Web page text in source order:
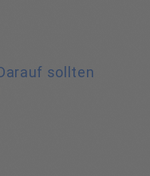
sollten